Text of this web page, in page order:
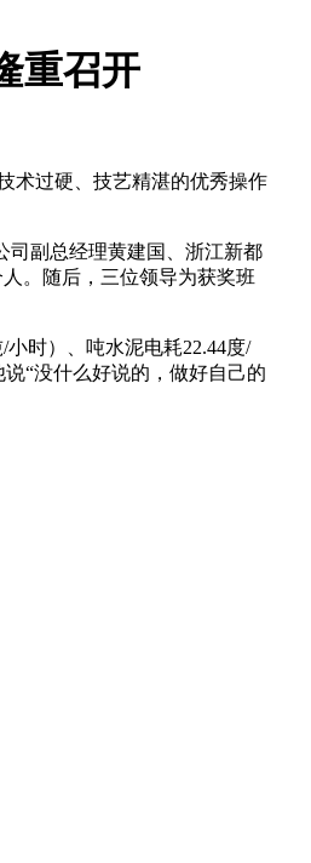
重召开
术过硬、技艺精湛的优秀操作
司副总经理黄建国、浙江新都
。随后，三位领导为获奖班
时）、吨水泥电耗22.44度/
“没什么好说的，做好自己的